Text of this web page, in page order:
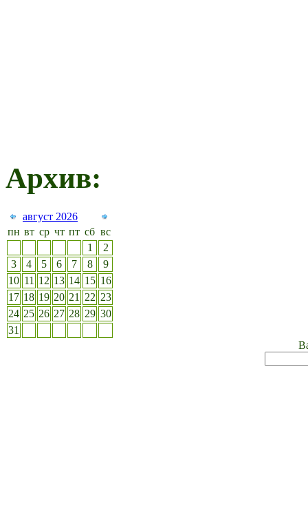
Архив:
август 2026
пн вт ср чт пт сб вс
1
2
3
4 5 6 7 8
9
10 11 12 13 14 15 16
17 18 19 20 21 22 23
24 25 26 27 28 29 30
31